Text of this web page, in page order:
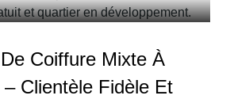
Coiffure Mixte À
– Clientèle Fidèle Et